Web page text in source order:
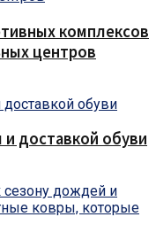
комплексов
центров
и доставкой обуви